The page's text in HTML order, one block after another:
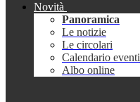
Novità
Panoramica
Le notizie
Le circolari
Calendario eventi
Albo online